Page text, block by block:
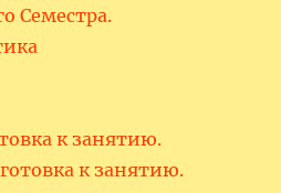
Семестра.
к занятию.
к занятию.